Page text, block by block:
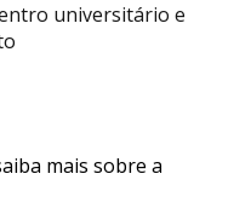
universitário e